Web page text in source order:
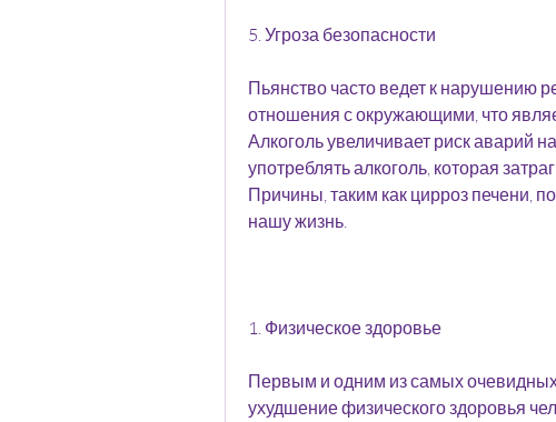
5. Угроза безопасности
Пьянство часто ведет к нарушению
отношения с окружающими, что
Алкоголь увеличивает риск аварий
употреблять алкоголь, которая
Причины, таким как цирроз печени,
нашу жизнь.
1. Физическое здоровье
Первым и одним из самых
ухудшение физического здоровья